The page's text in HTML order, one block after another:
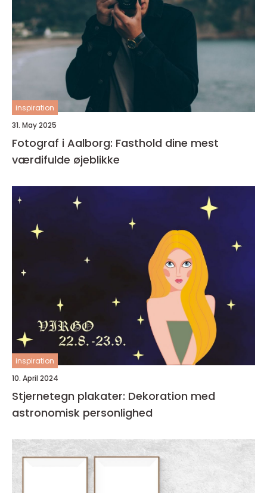
inspiration
31. May 2025
Fotograf i Aalborg: Fasthold dine mest
værdifulde øjeblikke
inspiration
10. April 2024
Stjernetegn plakater: Dekoration med
astronomisk personlighed